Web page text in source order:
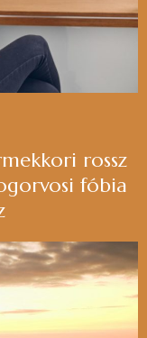
rossz
fóbia